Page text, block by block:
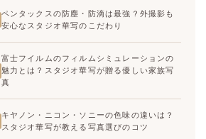
ペンタックスの防塵・防滴は最強？外撮影も
安心なスタジオ華写のこだわり
富士フイルムのフィルムシミュレーションの
魅力とは？スタジオ華写が贈る優しい家族写
真
キヤノン・ニコン・ソニーの色味の違いは？
スタジオ華写が教える写真選びのコツ